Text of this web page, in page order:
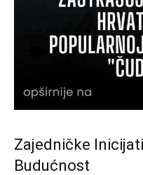
Zajedničke
Budućnost